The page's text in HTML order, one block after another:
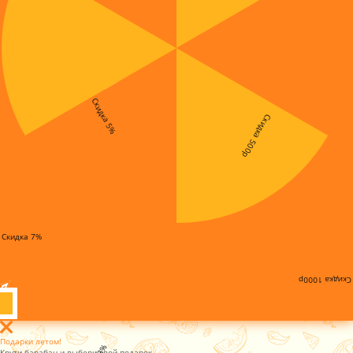
Скидка 7%
Скидка 5% Скидка 500р
Скидка 1000р
Подарки летом!